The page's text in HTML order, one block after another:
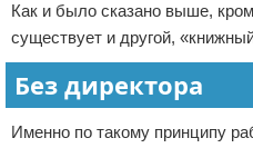
Как и было сказано выше,
существует и другой,
Без директора
Именно по такому принципу